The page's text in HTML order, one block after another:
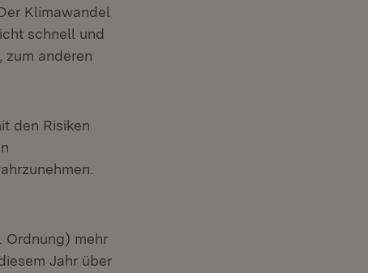
Klimawandel
schnell und
zum anderen
den Risiken
Ordnung) mehr
Jahr über